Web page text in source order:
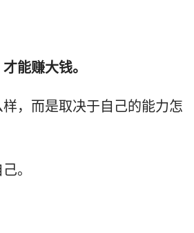
能赚大钱。
，而是取决于自己的能力怎
。